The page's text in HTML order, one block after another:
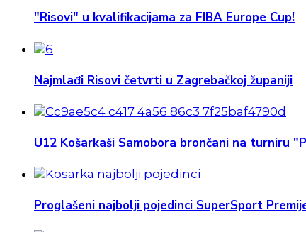
"Risovi" u kvalifikacijama za FIBA Europe Cup!
Najmlađi Risovi četvrti u Zagrebačkoj županiji
U12 Košarkaši Samobora brončani na turniru
Proglašeni najbolji pojedinci SuperSport